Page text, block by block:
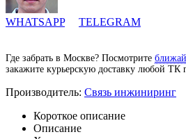
WHATSAPP TELEGRAM
Где забрать в Москве? Посмотрите
закажите курьерскую доставку любой
Производитель: Связь инжиниринг
Короткое описание
Описание